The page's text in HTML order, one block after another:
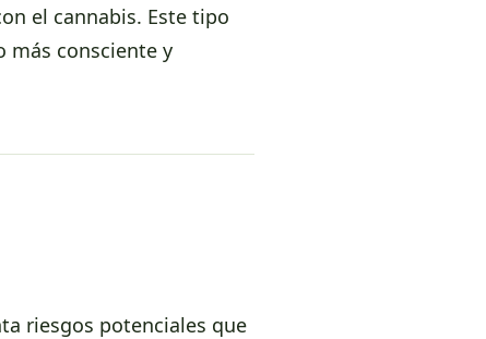
el cannabis. Este tipo
más consciente y
riesgos potenciales que